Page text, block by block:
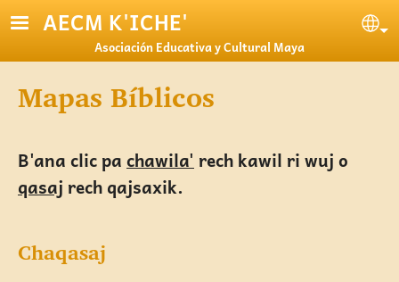
Pasar al contenido principal
AECM K'ICHE'
Asociación Educativa y Cultural Maya
Mapas Bíblicos
B'ana clic pachawila'rech kawil ri wuj o
qasaj rech qajsaxik.
Chaqasaj